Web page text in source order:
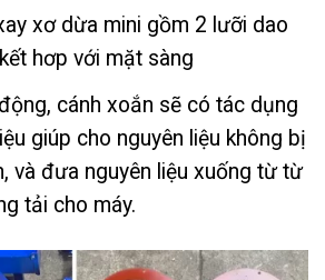
xơ dừa mini gồm 2 lưỡi dao
hơp với mặt sàng
cánh xoắn sẽ có tác dụng
giúp cho nguyên liệu không bị
và đưa nguyên liệu xuống từ từ
tải cho máy.